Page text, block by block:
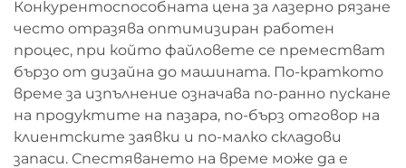
Конкурентоспособната цена за лазерно рязане
често отразява оптимизиран работен
процес, при който файловете се преместват
бързо от дизайна до машината. По-краткото
време за изпълнение означава по-ранно пускане
на продуктите на пазара, по-бърз отговор на
клиентските заявки и по-малко складови
запаси. Спестяването на време може да е